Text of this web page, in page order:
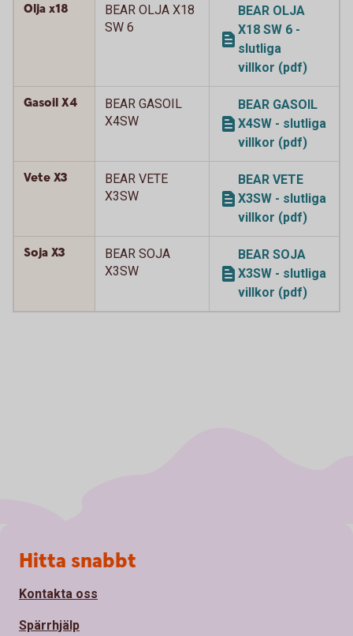
Olja x18
BEAR OLJA X18
SW 6
BEAR OLJA
X18 SW 6 -
slutliga
villkor (pdf)
Gasoil X4
BEAR GASOIL
X4SW
BEAR GASOIL
X4SW - slutliga
villkor (pdf)
Vete X3
BEAR VETE
X3SW
BEAR VETE
X3SW - slutliga
villkor (pdf)
Soja X3
BEAR SOJA
X3SW
BEAR SOJA
X3SW - slutliga
villkor (pdf)
Sidfot
Hitta snabbt
Kontakta oss
Spärrhjälp